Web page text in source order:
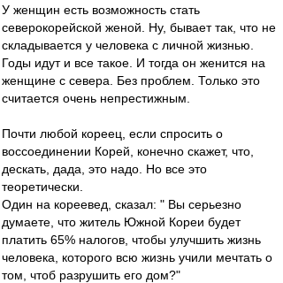
У женщин есть возможность стать
северокорейской женой. Ну, бывает так, что не
складывается у человека с личной жизнью.
Годы идут и все такое. И тогда он женится на
женщине с севера. Без проблем. Только это
считается очень непрестижным.
Почти любой кореец, если спросить о
воссоединении Корей, конечно скажет, что,
дескать, дада, это надо. Но все это
теоретически.
Один на кореевед, сказал: " Вы серьезно
думаете, что житель Южной Кореи будет
платить 65% налогов, чтобы улучшить жизнь
человека, которого всю жизнь учили мечтать о
том, чтоб разрушить его дом?"